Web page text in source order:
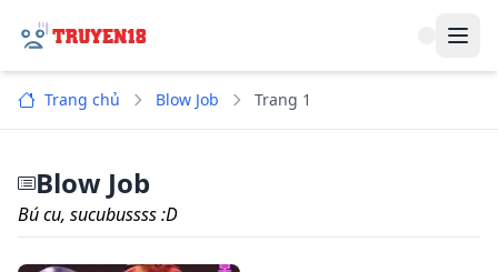
Trang chủ Blow Job Trang 1
Blow Job
Bú cu, sucubussss :D